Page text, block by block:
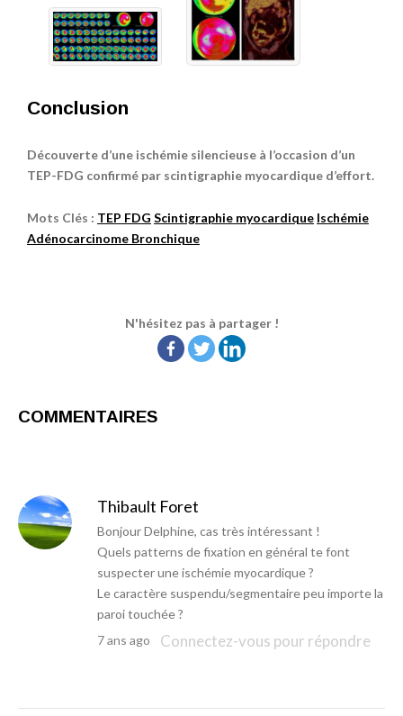
Conclusion
Découverte d’une ischémie silencieuse à l’occasion d’un
TEP-FDG confirmé par scintigraphie myocardique d’effort.
Mots Clés : TEP FDG Scintigraphie myocardique Ischémie
Adénocarcinome Bronchique
N'hésitez pas à partager !
COMMENTAIRES
Thibault Foret
Bonjour Delphine, cas très intéressant !
Quels patterns de fixation en général te font
suspecter une ischémie myocardique ?
Le caractère suspendu/segmentaire peu importe la
paroi touchée ?
7 ans ago
Connectez-vous pour répondre